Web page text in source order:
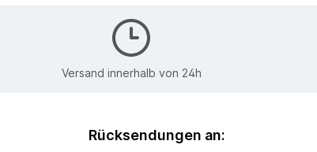
Versand innerhalb von 24h
Rücksendungen an: